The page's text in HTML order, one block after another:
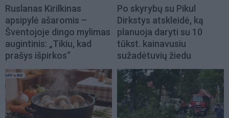
Ruslanas Kirilkinas
apsipylė ašaromis –
Šventojoje dingo mylimas
augintinis: „Tikiu, kad
prašys išpirkos“
Po skyrybų su Pikul
Dirkstys atskleidė, ką
planuoja daryti su 10
tūkst. kainavusiu
sužadėtuvių žiedu